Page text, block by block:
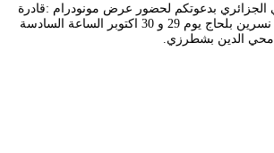
بدعوتكم لحضور عرض مونودرام :قادرة
على شقاها نص وإخراج نسرين بلحاج يوم 29 و 30 اكتوبر الساعة السادسة
الدين بشطرزي.